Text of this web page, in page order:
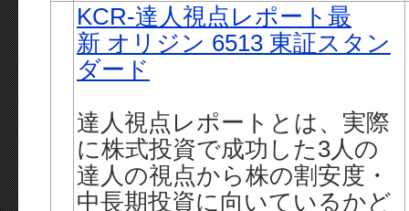
KCR-達人視点レポート最
新 オリジン 6513 東証スタン
ダード
達人視点レポートとは、実際
に株式投資で成功した3人の
達人の視点から株の割安度・
中長期投資に向いているかど